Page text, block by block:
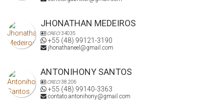
JHONATHAN MEDEIROS
CRECI34035
+55 (48) 99121-3190
jhonathaneel@gmail.com
ANTONIHONY SANTOS
CRECI38.206
+55 (48) 99140-3363
contato.antonihony@gmail.com